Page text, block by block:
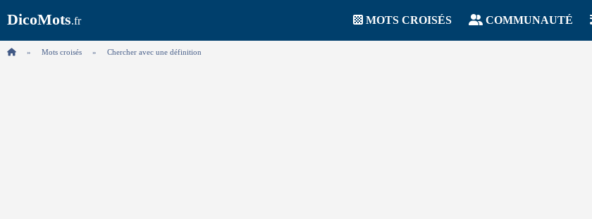
DicoMots.fr MOTS CROISÉS COMMUNAUTÉ
Mots croisés Chercher avec une définition